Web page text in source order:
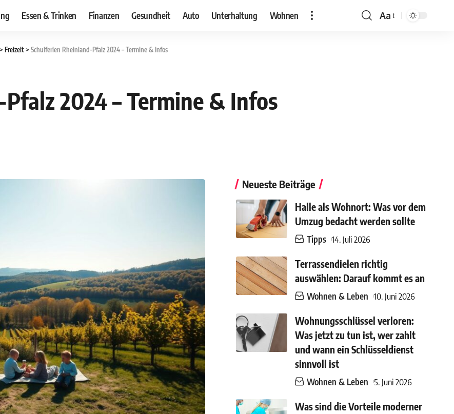
Essen & Trinken Finanzen Gesundheit Auto Unterhaltung Wohnen Aa
> Freizeit> Schulferien Rheinland-Pfalz 2024 – Termine & Infos
2024 – Termine & Infos
Neueste Beiträge
Halle als Wohnort: Was vor dem
Umzug bedacht werden sollte
Tipps 14. Juli 2026
Terrassendielen richtig
auswählen: Darauf kommt es an
Wohnen & Leben 10. Juni 2026
Wohnungsschlüssel verloren:
Was jetzt zu tun ist, wer zahlt
und wann ein Schlüsseldienst
sinnvoll ist
Wohnen & Leben 5. Juni 2026
Was sind die Vorteile moderner